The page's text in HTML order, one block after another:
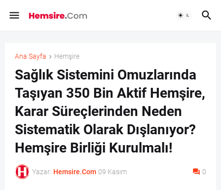
Ana Sayfa Hemşire
Sağlık Sistemini Omuzlarında
Taşıyan 350 Bin Aktif Hemşire,
Karar Süreçlerinden Neden
Sistematik Olarak Dışlanıyor?
Hemşire Birliği Kurulmalı!
Yazar: Hemsire.Com 09 Kasım 0